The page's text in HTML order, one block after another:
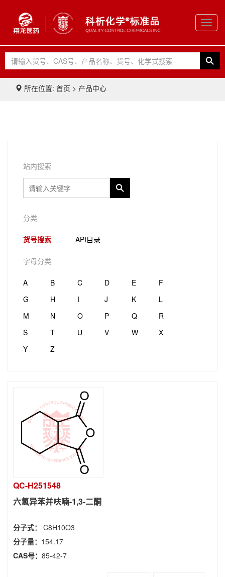
所在位置: 首页 > 产品中心
站内搜索
分类
货号搜索 API目录
字母分类
A B C D E
F
G
H I J K
L
M
N O P Q
R
S
T U V W
X
Y
Z
QC-H251548
六氢异苯并呋喃-1,3-二酮
分子式： C8H10O3
分子量： 154.17
CAS号： 85-42-7